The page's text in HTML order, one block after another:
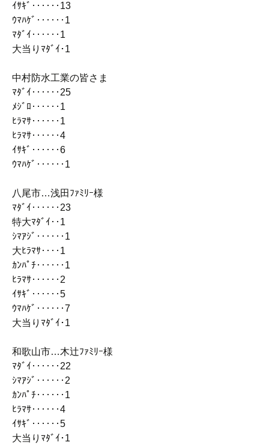
ｲｻｷﾞ‥‥‥13
ｳﾏﾊｹﾞ‥‥‥1
ﾏﾀﾞｲ‥‥‥1
大当りﾏﾀﾞｲ･1
中村防水工業の皆さま
ﾏﾀﾞｲ‥‥‥25
ﾒｼﾞﾛ‥‥‥1
ﾋﾗﾏｻ‥‥‥1
ﾋﾗﾏｻ‥‥‥4
ｲｻｷﾞ‥‥‥6
ｳﾏﾊｹﾞ‥‥‥1
八尾市…浅田ﾌｧﾐﾘｰ様
ﾏﾀﾞｲ‥‥‥23
特大ﾏﾀﾞｲ‥1
ｼﾏｱｼﾞ‥‥‥1
大ﾋﾗﾏｻ‥‥1
ｶﾝﾊﾟﾁ‥‥‥1
ﾋﾗﾏｻ‥‥‥2
ｲｻｷﾞ‥‥‥5
ｳﾏﾊｹﾞ‥‥‥7
大当りﾏﾀﾞｲ･1
和歌山市…木辻ﾌｧﾐﾘｰ様
ﾏﾀﾞｲ‥‥‥22
ｼﾏｱｼﾞ‥‥‥2
ｶﾝﾊﾟﾁ‥‥‥1
ﾋﾗﾏｻ‥‥‥4
ｲｻｷﾞ‥‥‥5
大当りﾏﾀﾞｲ･1